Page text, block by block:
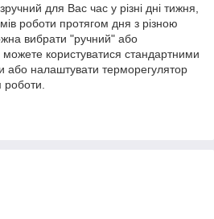
для Вас час у різні дні тижня,
роботи протягом дня з різною
вибрати "ручний" або
користуватися стандартними
або налаштувати терморегулятор